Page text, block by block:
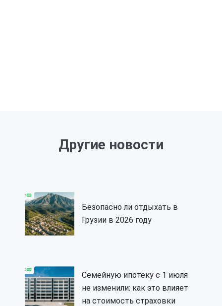
Другие новости
Безопасно ли отдыхать в
Грузии в 2026 году
Семейную ипотеку с 1 июля
не изменили: как это влияет
на стоимость страховки